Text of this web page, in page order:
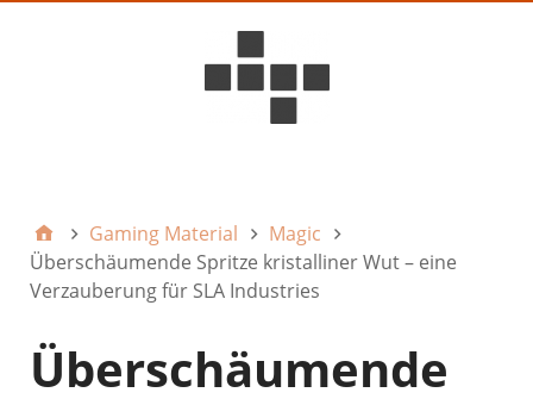
Gaming Material
Magic
Überschäumende Spritze kristalliner Wut – eine
Verzauberung für SLA Industries
Überschäumende